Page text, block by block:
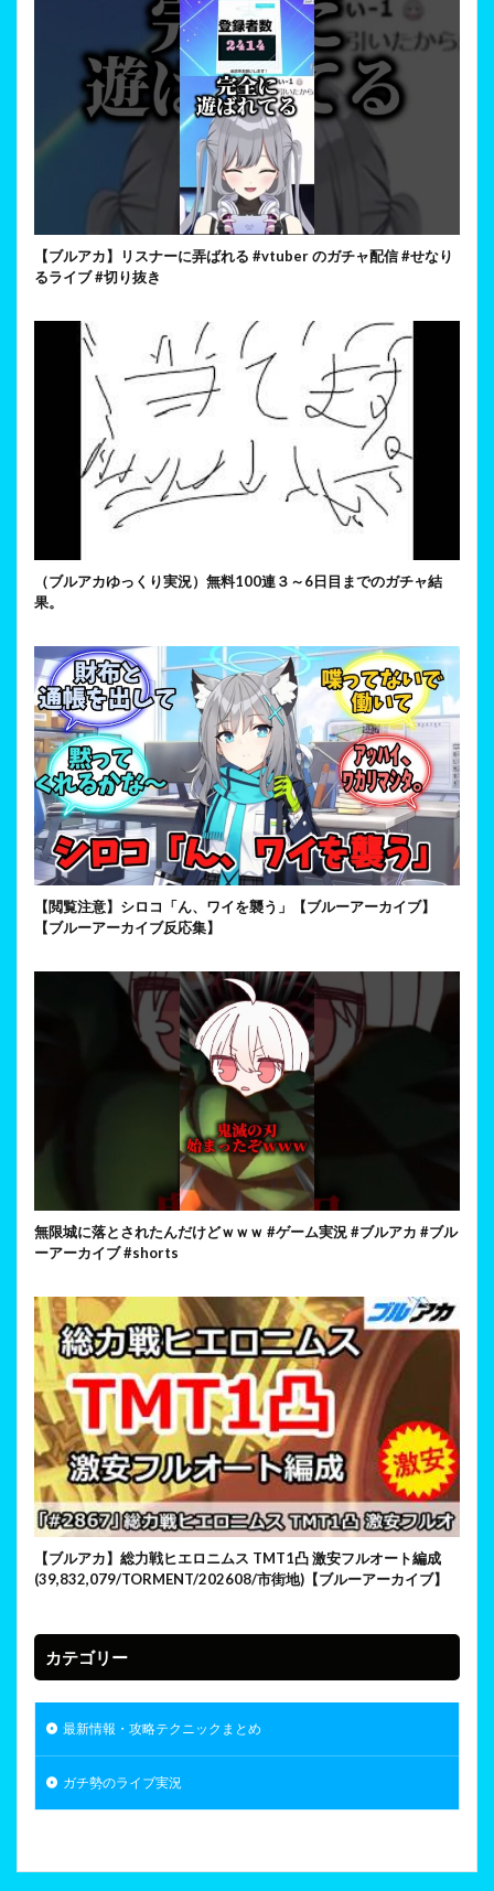
【ブルアカ】リスナーに弄ばれる #vtuber のガチャ配信 #せなり
るライブ #切り抜き
（ブルアカゆっくり実況）無料100連３～6日目までのガチャ結
果。
【閲覧注意】シロコ「ん、ワイを襲う」【ブルーアーカイブ】
【ブルーアーカイブ反応集】
無限城に落とされたんだけどｗｗｗ #ゲーム実況 #ブルアカ #ブル
ーアーカイブ #shorts
【ブルアカ】総力戦ヒエロニムス TMT1凸 激安フルオート編成
(39,832,079/TORMENT/202608/市街地)【ブルーアーカイブ】
カテゴリー
最新情報・攻略テクニックまとめ
ガチ勢のライブ実況